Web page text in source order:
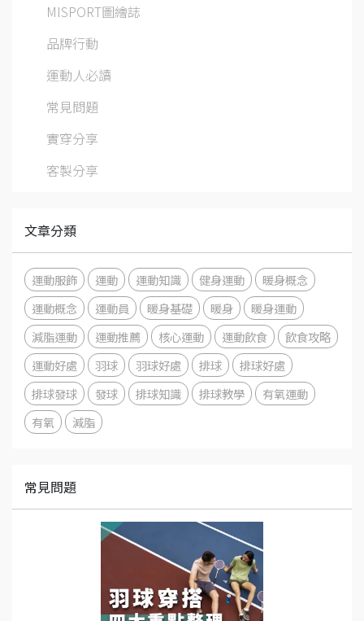
MISPORT圖繪誌
品牌行動
運動人必讀
常見問題
實穿分享
客製分享
文章分類
運動服飾 運動 運動知識 健身運動
暖身概念
運動概念
運動員 暖身基礎 暖身
暖身運動
減脂運動
運動推薦 核心運動 運動飲食
飲食攻略
運動好處
羽球 羽球好處 排球
排球好處
排球發球
發球 排球知識 排球教學
有氧運動
有氧
減脂
常見問題